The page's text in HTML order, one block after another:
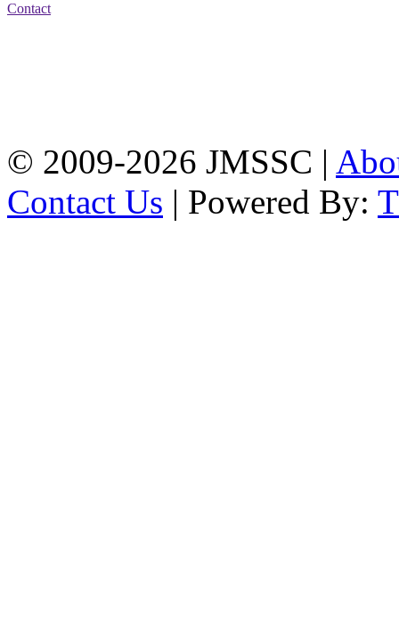
Contact
© 2009-2026 JMSSC |
Contact Us | Powered By: